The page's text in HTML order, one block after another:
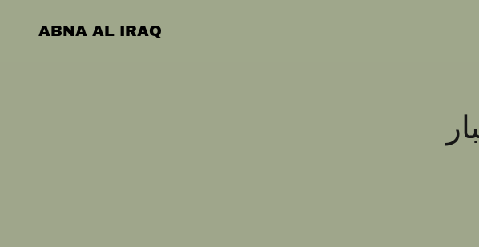
ABNA AL IRAQ